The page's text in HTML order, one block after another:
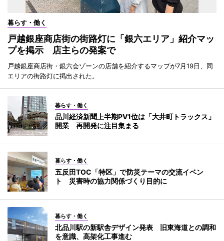
暮らす・働く
戸越銀座商店街の街路灯に「銀六エリア」紹介マッ
プを掲示 店主らの発案で
戸越銀座商店街・銀六会ゾーンの店舗を紹介するマップが7月19日、同
エリアの街路灯に掲出された。
暮らす・働く
品川経済新聞上半期PV1位は「大井町トラックス」
開業 再開発に注目集まる
暮らす・働く
五反田TOC「特区」で防災テーマの交流イベン
ト 災害時の協力関係づくり目的に
暮らす・働く
北品川駅の新駅舎デザイン発表 旧東海道との調和
を意識、高架化工事進む